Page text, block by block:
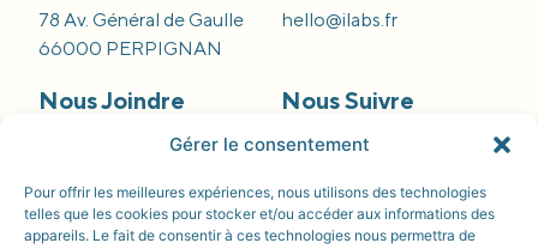
Gérer le consentement
Pour offrir les meilleures expériences, nous utilisons des technologies
telles que les cookies pour stocker et/ou accéder aux informations des
appareils. Le fait de consentir à ces technologies nous permettra de
78 Av. Général de Gaulle
66000 PERPIGNAN
hello@ilabs.fr
Nous Joindre Nous Suivre